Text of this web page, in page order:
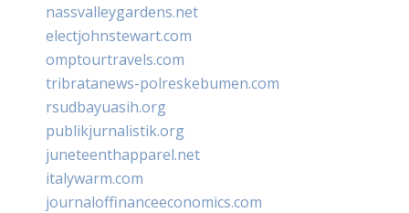
nassvalleygardens.net
electjohnstewart.com
omptourtravels.com
tribratanews-polreskebumen.com
rsudbayuasih.org
publikjurnalistik.org
juneteenthapparel.net
italywarm.com
journaloffinanceeconomics.com